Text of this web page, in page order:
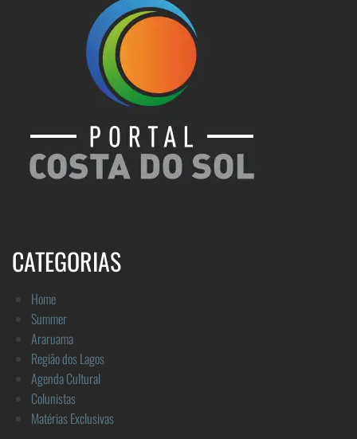
CATEGORIAS
Home
Summer
Araruama
Região dos Lagos
Agenda Cultural
Colunistas
Matérias Exclusivas